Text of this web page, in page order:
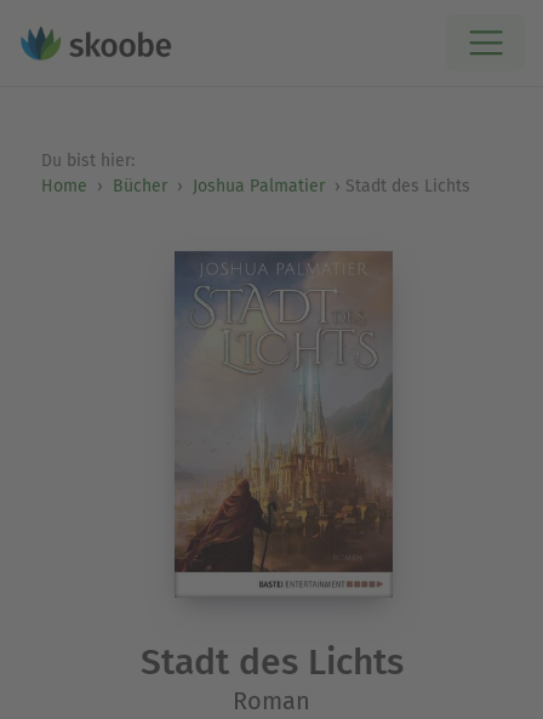
Du bist hier:
Home
Bücher Joshua Palmatier Stadt des Lichts
Stadt des Lichts
Roman